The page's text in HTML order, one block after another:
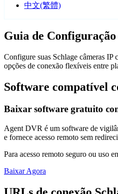
中文(繁體)
Guia de
Configure suas Schlage câmeras
opções de conexão flexíveis entre
Software compatível
Baixar software gratuito
Agent DVR é um software de
e fornece acesso remoto sem
Para acesso remoto seguro ou uso
Baixar Agora